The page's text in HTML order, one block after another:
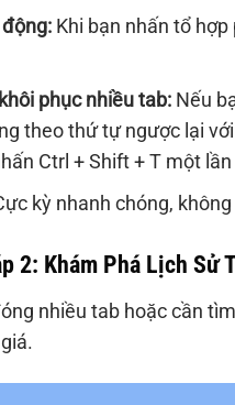
Khi bạn nhấn tổ hợp
phục nhiều tab:Nếu
theo thứ tự ngược lại
Ctrl + Shift + T một
kỳ nhanh chóng,
2: Khám Phá Lịch Sử
nhiều tab hoặc cần